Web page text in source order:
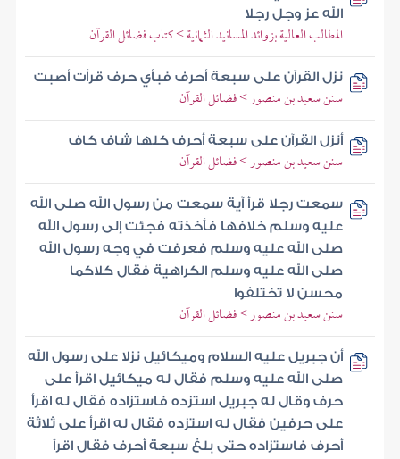
الله عز وجل رجلا
المطالب العالية بزوائد المسانيد الثمانية > كتاب فضائل القرآن
نزل القرآن على سبعة أحرف فبأي حرف قرأت أصبت
سنن سعيد بن منصور > فضائل القرآن
أنزل القرآن على سبعة أحرف كلها شاف كاف
سنن سعيد بن منصور > فضائل القرآن
سمعت رجلا قرأ آية سمعت من رسول الله صلى الله
عليه وسلم خلافها فأخذته فجئت إلى رسول الله
صلى الله عليه وسلم فعرفت في وجه رسول الله
صلى الله عليه وسلم الكراهية فقال كلاكما
محسن لا تختلفوا
سنن سعيد بن منصور > فضائل القرآن
أن جبريل عليه السلام وميكائيل نزلا على رسول الله
صلى الله عليه وسلم فقال له ميكائيل اقرأ على
حرف وقال له جبريل استزده فاستزاده فقال له اقرأ
على حرفين فقال له استزده فقال له اقرأ على ثلاثة
أحرف فاستزاده حتى بلغ سبعة أحرف فقال اقرأ